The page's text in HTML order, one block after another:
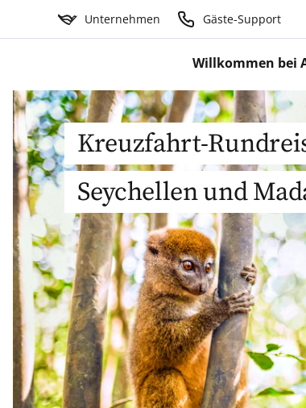
Unternehmen Gäste-Support
Willkommen bei
Kreuzfahrt-
Seychellen und